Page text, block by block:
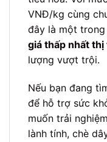
VNĐ/kg cùng
đây là một
giá thấp nhất
lượng vượt trội.
Nếu bạn đang
để hỗ trợ sức
muốn trải
lành tính, chè